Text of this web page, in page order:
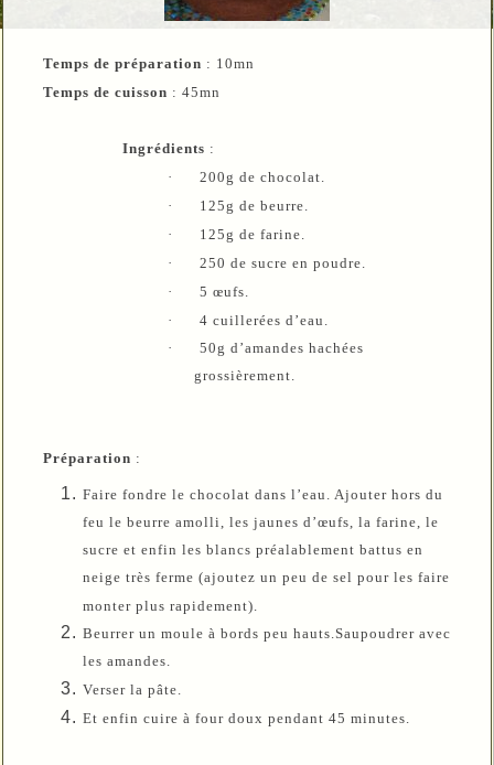
Temps de préparation : 10mn
Temps de cuisson : 45mn
Ingrédients :
·
200g de chocolat.
·
125g de beurre.
·
125g de farine.
·
250 de sucre en poudre.
·
5 œufs.
·
4 cuillerées d’eau.
·
50g d’amandes hachées
grossièrement.
Préparation :
Faire fondre le chocolat dans l’eau. Ajouter hors du
feu le beurre amolli, les jaunes d’œufs, la farine, le
sucre et enfin les blancs préalablement battus en
neige très ferme (ajoutez un peu de sel pour les faire
monter plus rapidement).
Beurrer un moule à bords peu hauts.Saupoudrer avec
les amandes.
Verser la pâte.
Et enfin cuire à four doux pendant 45 minutes.